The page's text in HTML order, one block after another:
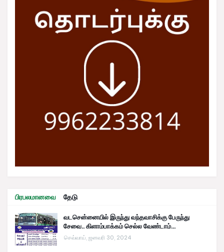
பிரபலமானவை தேடு
வடசென்னையில் இருந்து வந்தவாசிக்கு பேருந்து
சேவை.. கிளாம்பாக்கம் செல்ல வேண்டாம்...
செவ்வாய், ஜனவரி 30, 2024